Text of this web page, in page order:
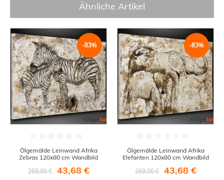
Ähnliche Artikel
-83%
Ölgemälde Leinwand Afrika
Zebras 120x80 cm Wandbild
259,00 €
43,68 €
-83%
Ölgemälde Leinwand Afrika
Elefanten 120x80 cm Wandbild
259,00 €
43,68 €